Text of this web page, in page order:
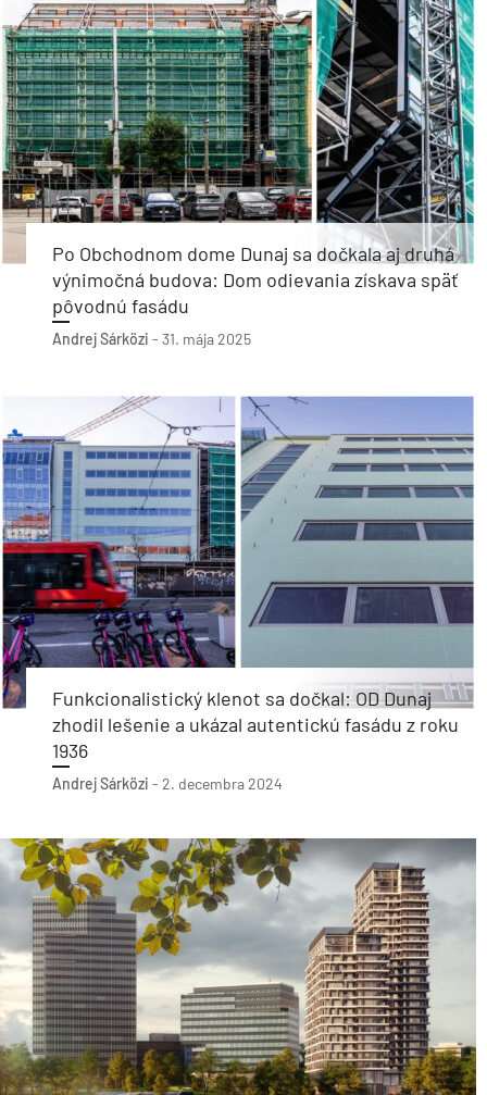
Po Obchodnom dome Dunaj sa dočkala aj druhá
výnimočná budova: Dom odievania získava späť
pôvodnú fasádu
Andrej Sárközi - 31. mája 2025
Funkcionalistický klenot sa dočkal: OD Dunaj
zhodil lešenie a ukázal autentickú fasádu z roku
1936
Andrej Sárközi - 2. decembra 2024